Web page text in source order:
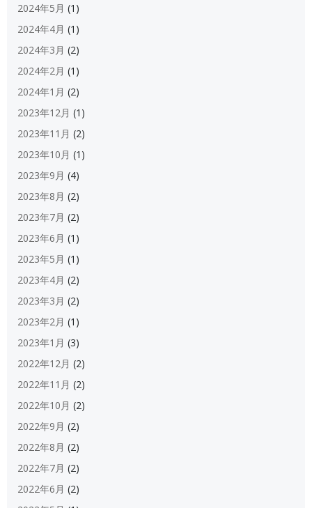
2024年5月 (1)
2024年4月 (1)
2024年3月 (2)
2024年2月 (1)
2024年1月 (2)
2023年12月 (1)
2023年11月 (2)
2023年10月 (1)
2023年9月 (4)
2023年8月 (2)
2023年7月 (2)
2023年6月 (1)
2023年5月 (1)
2023年4月 (2)
2023年3月 (2)
2023年2月 (1)
2023年1月 (3)
2022年12月 (2)
2022年11月 (2)
2022年10月 (2)
2022年9月 (2)
2022年8月 (2)
2022年7月 (2)
2022年6月 (2)